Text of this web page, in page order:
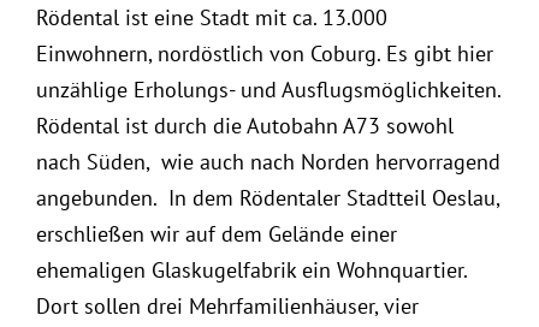
Rödental ist eine Stadt mit ca. 13.000
Einwohnern, nordöstlich von Coburg. Es gibt hier
unzählige Erholungs- und Ausflugsmöglichkeiten.
Rödental ist durch die Autobahn A73 sowohl
nach Süden, wie auch nach Norden hervorragend
angebunden. In dem Rödentaler Stadtteil Oeslau,
erschließen wir auf dem Gelände einer
ehemaligen Glaskugelfabrik ein Wohnquartier.
Dort sollen drei Mehrfamilienhäuser, vier